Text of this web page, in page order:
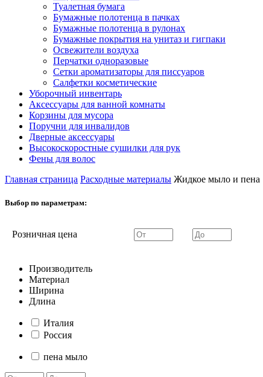
Туалетная бумага
Бумажные полотенца в пачках
Бумажные полотенца в рулонах
Бумажные покрытия на унитаз и гигпаки
Освежители воздуха
Перчатки одноразовые
Сетки ароматизаторы для писсуаров
Салфетки косметические
Уборочный инвентарь
Аксессуары для ванной комнаты
Корзины для мусора
Поручни для инвалидов
Дверные аксессуары
Высокоскоростные сушилки для рук
Фены для волос
Главная страница Расходные материалы Жидкое мыло и пена
Выбор по параметрам:
Розничная цена
Производитель
Материал
Ширина
Длина
Италия
Россия
пена мыло